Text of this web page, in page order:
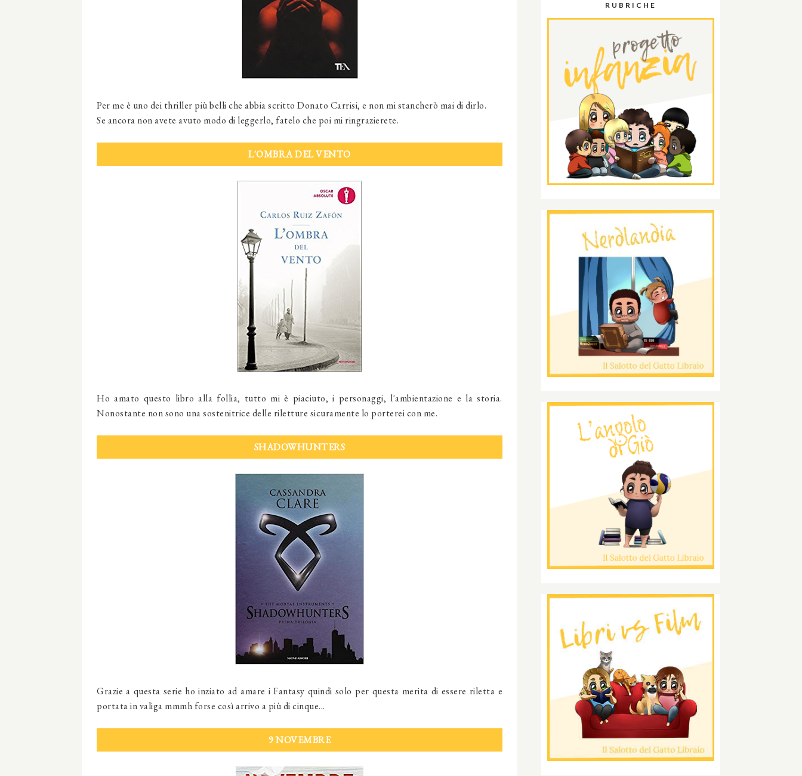
Per me è uno dei thriller più belli che abbia scritto Donato Carrisi, e non mi stancherò mai di dirlo.
Se ancora non avete avuto modo di leggerlo, fatelo che poi mi ringrazierete.
L'OMBRA DEL VENTO
Ho amato questo libro alla follia, tutto mi è piaciuto, i personaggi, l'ambientazione e la storia.
Nonostante non sono una sostenitrice delle riletture sicuramente lo porterei con me.
SHADOWHUNTERS
Grazie a questa serie ho inziato ad amare i Fantasy quindi solo per questa merita di essere riletta e
portata in valiga mmmh forse così arrivo a più di cinque...
9 NOVEMBRE
RUBRICHE